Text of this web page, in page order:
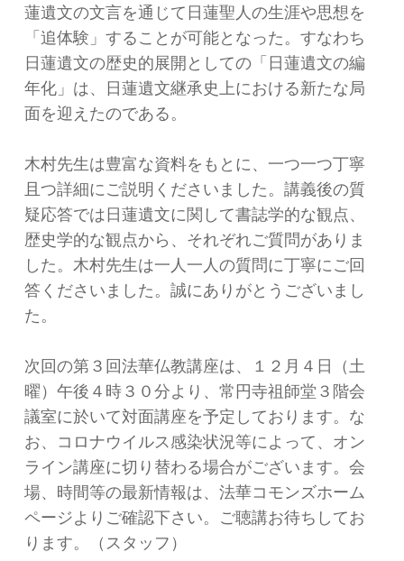
蓮遺文の文言を通じて日蓮聖人の生涯や思想を
「追体験」することが可能となった。すなわち
日蓮遺文の歴史的展開としての「日蓮遺文の編
年化」は、日蓮遺文継承史上における新たな局
面を迎えたのである。
木村先生は豊富な資料をもとに、一つ一つ丁寧
且つ詳細にご説明くださいました。講義後の質
疑応答では日蓮遺文に関して書誌学的な観点、
歴史学的な観点から、それぞれご質問がありま
した。木村先生は一人一人の質問に丁寧にご回
答くださいました。誠にありがとうございまし
た。
次回の第３回法華仏教講座は、１２月４日（土
曜）午後４時３０分より、常円寺祖師堂３階会
議室に於いて対面講座を予定しております。な
お、コロナウイルス感染状況等によって、オン
ライン講座に切り替わる場合がございます。会
場、時間等の最新情報は、法華コモンズホーム
ページよりご確認下さい。ご聴講お待ちしてお
ります。（スタッフ）